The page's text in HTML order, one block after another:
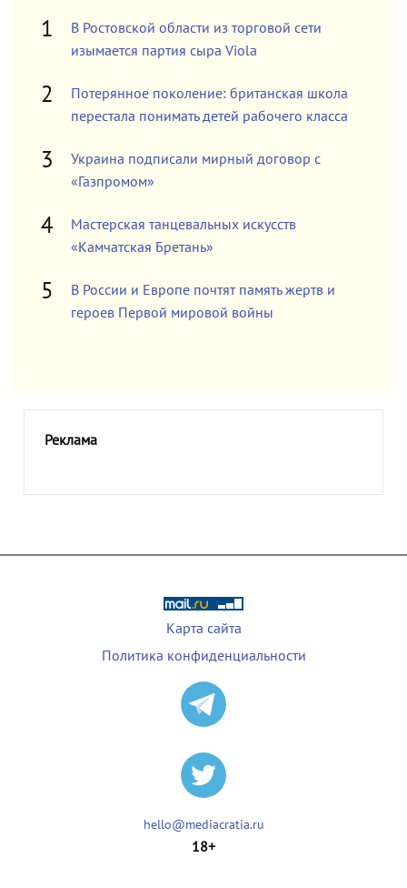
В Ростовской области из торговой сети
изымается партия сыра Viola
Потерянное поколение: британская школа
перестала понимать детей рабочего класса
Украина подписали мирный договор с
«Газпромом»
Мастерская танцевальных искусств
«Камчатская Бретань»
В России и Европе почтят память жертв и
героев Первой мировой войны
Реклама
Карта сайта
Политика конфиденциальности
hello@mediacratia.ru
18+